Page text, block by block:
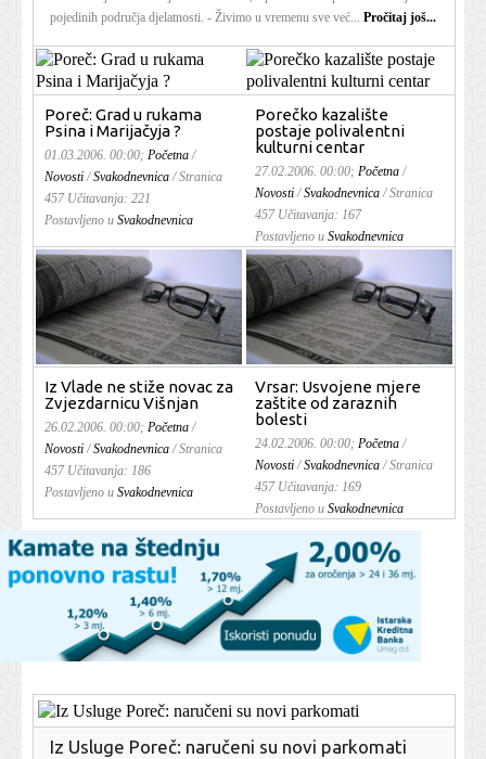
pojedinih područja djelatnosti. - Živimo u vremenu sve već... Pročitaj još...
Poreč: Grad u rukama
Psina i Marijačyja ?
01.03.2006. 00:00; Početna/
Novosti/Svakodnevnica/Stranica
457Učitavanja: 221
Postavljeno u Svakodnevnica
Porečko kazalište
postaje polivalentni
kulturni centar
27.02.2006. 00:00; Početna/
Novosti/Svakodnevnica/Stranica
457Učitavanja: 167
Postavljeno u Svakodnevnica
Iz Vlade ne stiže novac za
Zvjezdarnicu Višnjan
26.02.2006. 00:00; Početna/
Novosti/Svakodnevnica/Stranica
457Učitavanja: 186
Postavljeno u Svakodnevnica
Vrsar: Usvojene mjere
zaštite od zaraznih
bolesti
24.02.2006. 00:00; Početna/
Novosti/Svakodnevnica/Stranica
457Učitavanja: 169
Postavljeno u Svakodnevnica
Iz Usluge Poreč: naručeni su novi parkomati